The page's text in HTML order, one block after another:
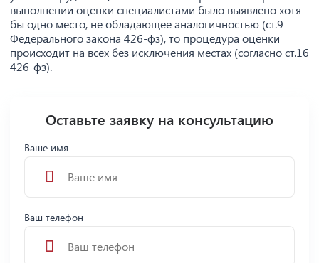
выполнении оценки специалистами было выявлено хотя
бы одно место, не обладающее аналогичностью (ст.9
Федерального закона 426-фз), то процедура оценки
происходит на всех без исключения местах (согласно ст.16
426-фз).
Оставьте заявку на консультацию
Ваше имя
Ваш телефон